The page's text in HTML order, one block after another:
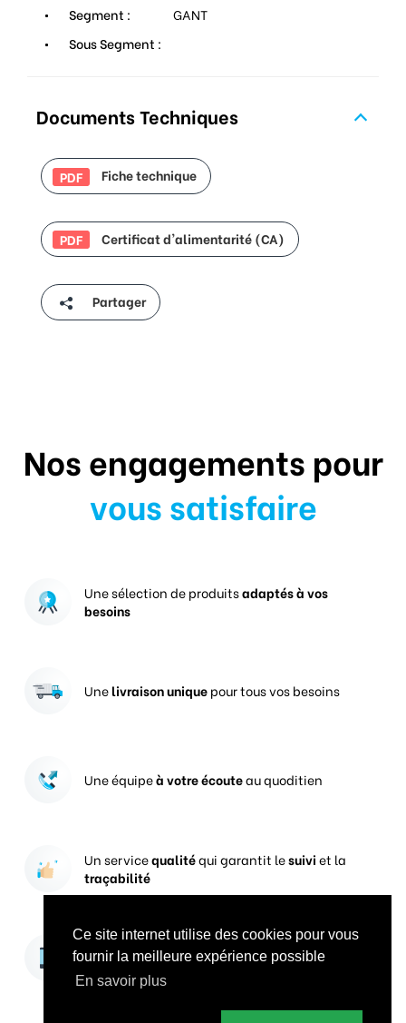
Ce site internet utilise des cookies pour vous
fournir la meilleure expérience possible
En savoir plus
Segment :
GANT
Sous Segment :
Documents Techniques
PDF Fiche technique
PDF Certificat d'alimentarité (CA)
Partager
Nos engagements pour
vous satisfaire
Une sélection de produitsadaptés à vos
besoins
Unelivraison uniquepour tous vos besoins
Une équipeà votre écouteau quoditien
Un servicequalitéqui garantit lesuiviet la
traçabilité
Vos prises de commandesouvertes 24h/24